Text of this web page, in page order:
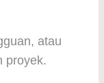
atau
proyek.